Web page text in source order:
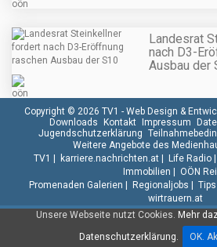
Landesrat
nach D3-
Ausbau der
Unsere Webseite nutzt Cookies. Mehr
Datenschutzerklärung.
OK.
Copyright © 2026 TV1 - Web Design &
Downloads
Kontakt Impressum
Jugendschutzerklärung
Weitere Angebote des
TV1
karriere.nachrichten.at| Life Radio|
Immobilien
OÖN
Promenaden Galerien
Regionaljobs Tips
wirtrauern.at